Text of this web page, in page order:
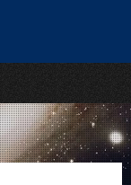
English